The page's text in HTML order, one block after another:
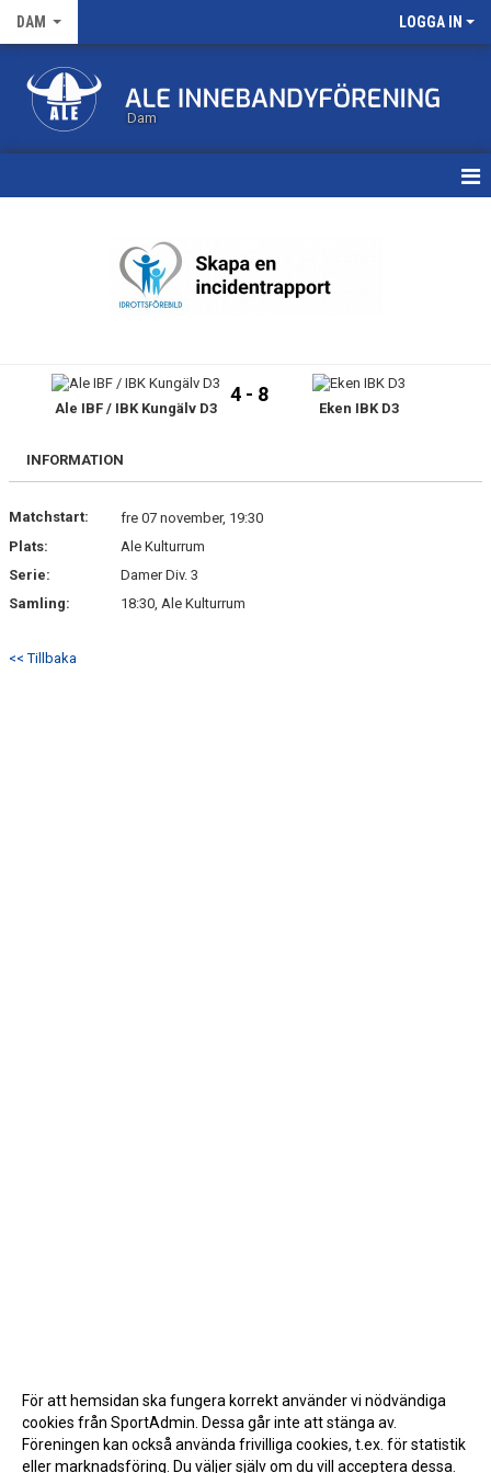
DAM LOGGA IN
Dam
NYHETSARKIV
Ale IBF / IBK Kungälv D3
4 - 8
Eken IBK D3
INFORMATION
Matchstart:
fre 07 november, 19:30
Plats:
Ale Kulturrum
Serie:
Damer Div. 3
Samling:
18:30, Ale Kulturrum
<< Tillbaka
För att hemsidan ska fungera korrekt använder vi nödvändiga
cookies från SportAdmin. Dessa går inte att stänga av.
Föreningen kan också använda frivilliga cookies, t.ex. för statistik
eller marknadsföring. Du väljer själv om du vill acceptera dessa.